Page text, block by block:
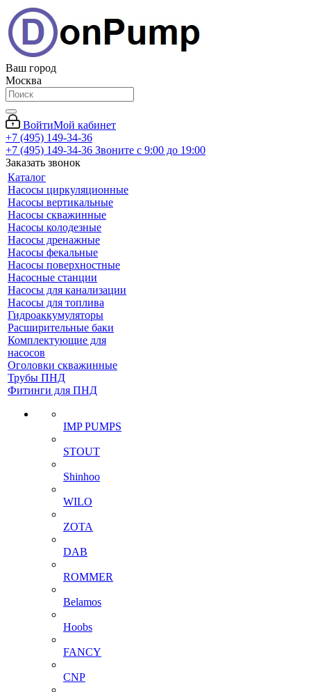
Ваш город
Москва
ВойтиМой кабинет
+7 (495) 149-34-36
+7 (495) 149-34-36 Звоните с 9:00 до 19:00
Заказать звонок
Каталог
Насосы циркуляционные
Насосы вертикальные
Насосы скважинные
Насосы колодезные
Насосы дренажные
Насосы фекальные
Насосы поверхностные
Насосные станции
Насосы для канализации
Насосы для топлива
Гидроаккумуляторы
Расширительные баки
Комплектующие для
насосов
Оголовки скважинные
Трубы ПНД
Фитинги для ПНД
IMP PUMPS
STOUT
Shinhoo
WILO
ZOTA
DAB
ROMMER
Belamos
Hoobs
FANCY
CNP